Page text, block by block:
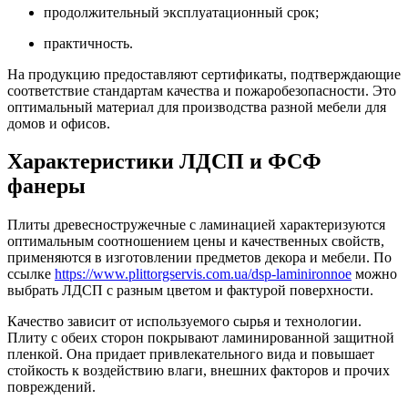
продолжительный эксплуатационный срок;
практичность.
На продукцию предоставляют сертификаты, подтверждающие
соответствие стандартам качества и пожаробезопасности. Это
оптимальный материал для производства разной мебели для
домов и офисов.
Характеристики ЛДСП и ФСФ
фанеры
Плиты древесностружечные с ламинацией характеризуются
оптимальным соотношением цены и качественных свойств,
применяются в изготовлении предметов декора и мебели. По
ссылке https://www.plittorgservis.com.ua/dsp-laminironnoe можно
выбрать ЛДСП с разным цветом и фактурой поверхности.
Качество зависит от используемого сырья и технологии.
Плиту с обеих сторон покрывают ламинированной защитной
пленкой. Она придает привлекательного вида и повышает
стойкость к воздействию влаги, внешних факторов и прочих
повреждений.